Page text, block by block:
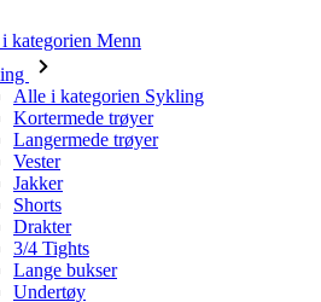
Langermede trøyer
Vester
Jakker
Shorts
Drakter
3/4 Tights
Lange bukser
Undertøy
Varmere
Caps
Hansker
Sokker
Tilbehør